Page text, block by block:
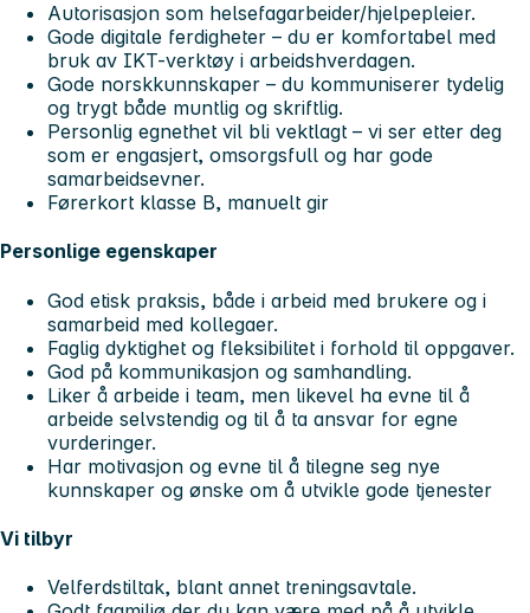
Autorisasjon som helsefagarbeider/hjelpepleier.
Gode digitale ferdigheter – du er komfortabel med
bruk av IKT-verktøy i arbeidshverdagen.
Gode norskkunnskaper – du kommuniserer tydelig
og trygt både muntlig og skriftlig.
Personlig egnethet vil bli vektlagt – vi ser etter deg
som er engasjert, omsorgsfull og har gode
samarbeidsevner.
Førerkort klasse B, manuelt gir
Personlige egenskaper
God etisk praksis, både i arbeid med brukere og i
samarbeid med kollegaer.
Faglig dyktighet og fleksibilitet i forhold til oppgaver.
God på kommunikasjon og samhandling.
Liker å arbeide i team, men likevel ha evne til å
arbeide selvstendig og til å ta ansvar for egne
vurderinger.
Har motivasjon og evne til å tilegne seg nye
kunnskaper og ønske om å utvikle gode tjenester
Vi tilbyr
Velferdstiltak, blant annet treningsavtale.